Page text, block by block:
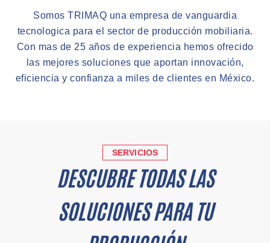
Somos TRIMAQ una empresa de vanguardia
tecnologica para el sector de producción mobiliaria.
Con mas de 25 años de experiencia hemos ofrecido
las mejores soluciones que aportan innovación,
eficiencia y confianza a miles de clientes en México.
SERVICIOS
DESCUBRE TODAS LAS
SOLUCIONES PARA TU